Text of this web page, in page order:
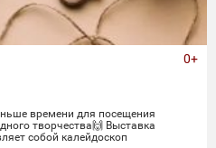
времени для посещения
творчества🙌 Выставка
собой калейдоскоп
0+